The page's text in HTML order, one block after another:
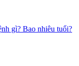
gì? Bao nhiêu tuổi?